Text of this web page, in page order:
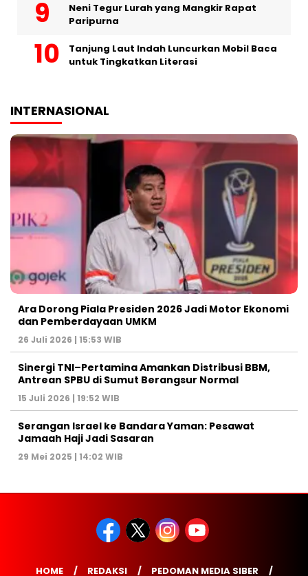
Neni Tegur Lurah yang Mangkir Rapat
Paripurna
Tanjung Laut Indah Luncurkan Mobil Baca
untuk Tingkatkan Literasi
INTERNASIONAL
Ara Dorong Piala Presiden 2026 Jadi Motor Ekonomi
dan Pemberdayaan UMKM
26 Juli 2026 | 15:53 WIB
Sinergi TNI–Pertamina Amankan Distribusi BBM,
Antrean SPBU di Sumut Berangsur Normal
15 Juli 2026 | 19:52 WIB
Serangan Israel ke Bandara Yaman: Pesawat
Jamaah Haji Jadi Sasaran
29 Mei 2025 | 14:02 WIB
HOME REDAKSI PEDOMAN MEDIA SIBER